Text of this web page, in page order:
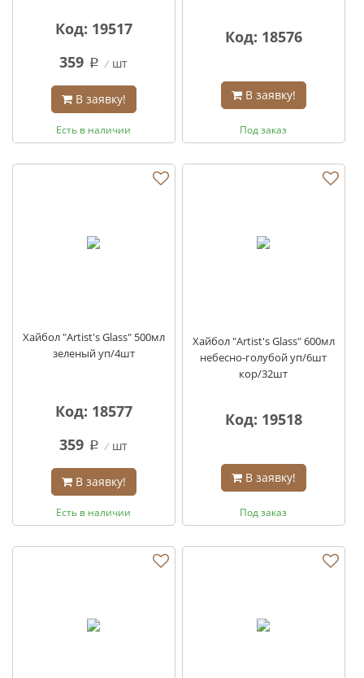
Код: 19517
359 q шт
В заявку!
Есть в наличии
Код: 18576
В заявку!
Под заказ
Хайбол "Artist's Glass" 500мл
зеленый уп/4шт
Код: 18577
359 q шт
В заявку!
Есть в наличии
Хайбол "Artist's Glass" 600мл
небесно-голубой уп/6шт
кор/32шт
Код: 19518
В заявку!
Под заказ